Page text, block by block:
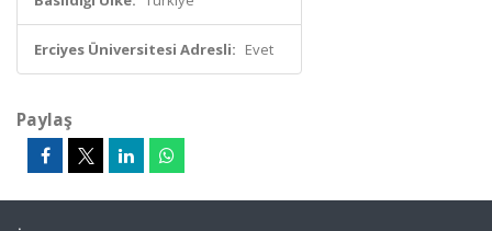
Erciyes Üniversitesi Adresli: Evet
Paylaş